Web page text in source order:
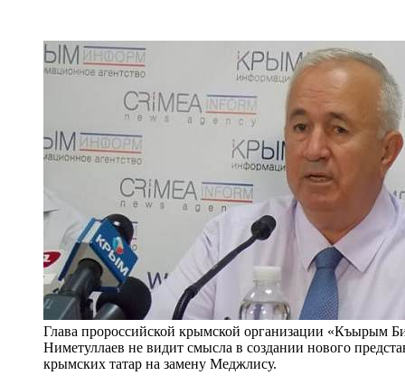
Глава пророссийской крымской организации «Къырым
Ниметуллаев не видит смысла в создании нового
крымских татар на замену Меджлису.